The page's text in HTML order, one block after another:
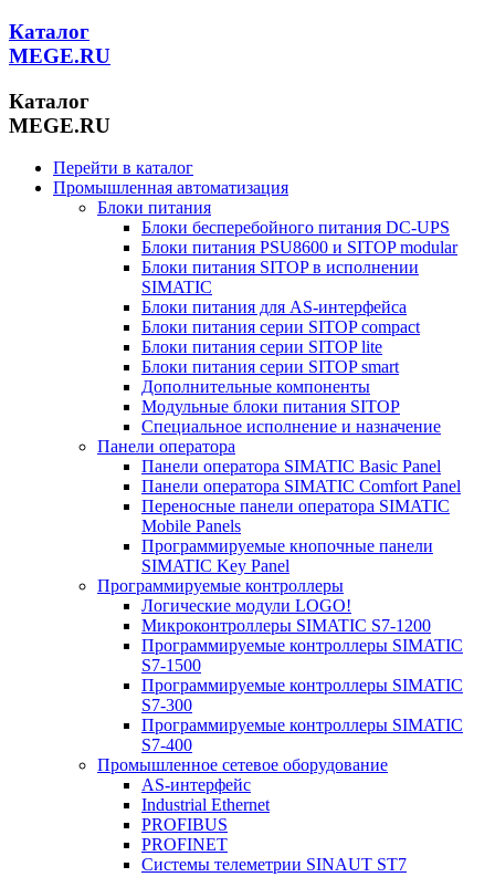
Каталог
MEGE.RU
Каталог
MEGE.RU
Перейти в каталог
Промышленная автоматизация
Блоки питания
Блоки бесперебойного питания DC-UPS
Блоки питания PSU8600 и SITOP modular
Блоки питания SITOP в исполнении
SIMATIC
Блоки питания для AS-интерфейса
Блоки питания серии SITOP compact
Блоки питания серии SITOP lite
Блоки питания серии SITOP smart
Дополнительные компоненты
Модульные блоки питания SITOP
Специальное исполнение и назначение
Панели оператора
Панели оператора SIMATIC Basic Panel
Панели оператора SIMATIC Comfort Panel
Переносные панели оператора SIMATIC
Mobile Panels
Программируемые кнопочные панели
SIMATIC Key Panel
Программируемые контроллеры
Логические модули LOGO!
Микроконтроллеры SIMATIC S7-1200
Программируемые контроллеры SIMATIC
S7-1500
Программируемые контроллеры SIMATIC
S7-300
Программируемые контроллеры SIMATIC
S7-400
Промышленное сетевое оборудование
AS-интерфейс
Industrial Ethernet
PROFIBUS
PROFINET
Системы телеметрии SINAUT ST7